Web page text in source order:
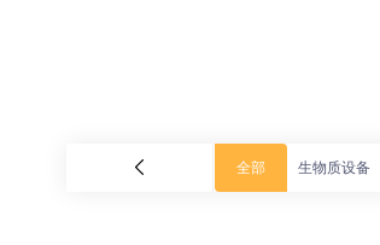
全部 生物质设备